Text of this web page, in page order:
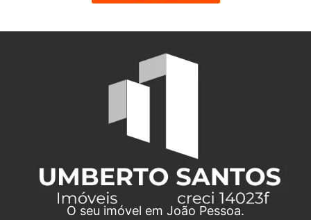
O seu imóvel em João Pessoa.